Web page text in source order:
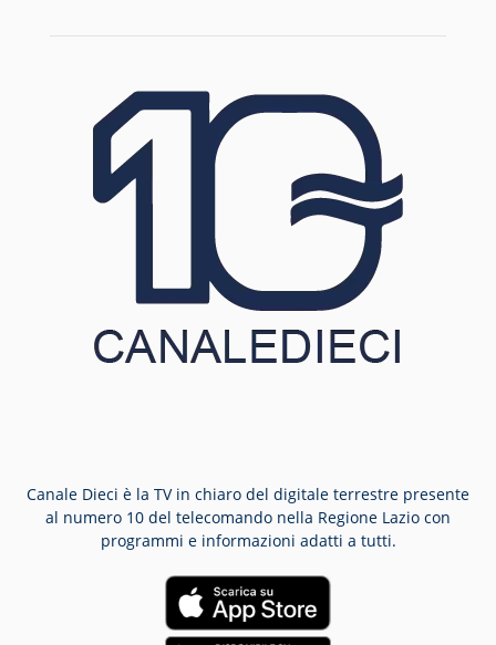
Canale Dieci è la TV in chiaro del digitale terrestre presente
al numero 10 del telecomando nella Regione Lazio con
programmi e informazioni adatti a tutti.